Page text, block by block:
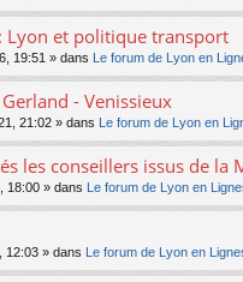
Lyon et politique transport
19:51 » dans Le forum de Lyon en
- Venissieux
21:02 » dans Le forum de Lyon en
les conseillers issus de
18:00 » dans Le forum de Lyon en
12:03 » dans Le forum de Lyon en